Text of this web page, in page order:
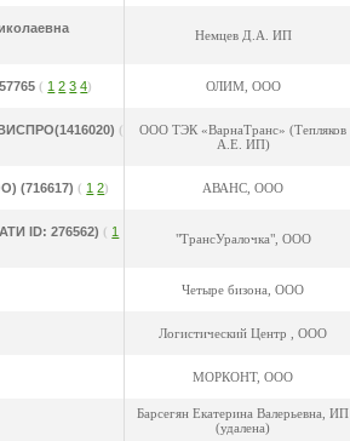
Немцев Д.А. ИП
( 1 2 3 4) ОЛИМ, ООО
(
ООО ТЭК «ВарнаТранс» (Тепляков
А.Е. ИП)
(716617) ( 1 2) АВАНС, ООО
ID: 276562) ( 1
"ТрансУралочка", ООО
Четыре бизона, ООО
Логистический Центр , ООО
МОРКОНТ, ООО
Барсегян Екатерина Валерьевна, ИП
(удалена)